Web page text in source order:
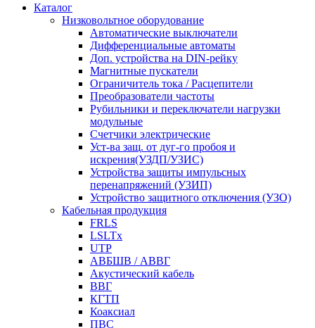
Каталог
Низковольтное оборудование
Автоматические выключатели
Дифференциальные автоматы
Доп. устройства на DIN-рейку
Магнитные пускатели
Ограничитель тока / Расцепители
Преобразователи частоты
Рубильники и переключатели нагрузки
модульные
Счетчики электрические
Уст-ва защ. от дуг-го пробоя и
искрения(УЗДП/УЗИС)
Устройства защиты импульсных
перенапряжений (УЗИП)
Устройство защитного отключения (УЗО)
Кабельная продукция
FRLS
LSLTx
UTP
АВБШВ / АВВГ
Акустический кабель
ВВГ
КГТП
Коаксиал
ПВС